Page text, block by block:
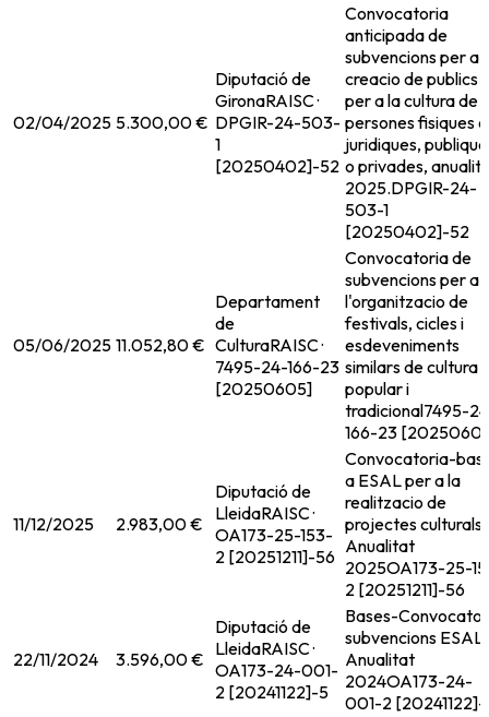
02/04/2025 5.300,00 €
Diputació de
GironaRAISC ·
DPGIR-24-503-
1
[20250402]-52
Convocatoria
anticipada de
subvencions per a
creacio de publics
per a la cultura de
persones fisiques o
juridiques,
o privades,
2025.DPGIR-24-
503-1
[20250402]-52
05/06/2025 11.052,80 €
Departament
de
CulturaRAISC ·
7495-24-166-23
[20250605]
Convocatoria de
subvencions per a
l'organitzacio de
festivals, cicles i
esdeveniments
similars de cultura
popular i
tradicional7495-
166-23
11/12/2025 2.983,00 €
Diputació de
LleidaRAISC ·
OA173-25-153-
2 [20251211]-56
Convocatoria-
a ESAL per a la
realitzacio de
projectes culturals.
Anualitat
2025OA173-25-
2 [20251211]-56
22/11/2024 3.596,00 €
Diputació de
LleidaRAISC ·
OA173-24-001-
2 [20241122]-5
Bases-
subvencions ESAL.
Anualitat
2024OA173-24-
001-2